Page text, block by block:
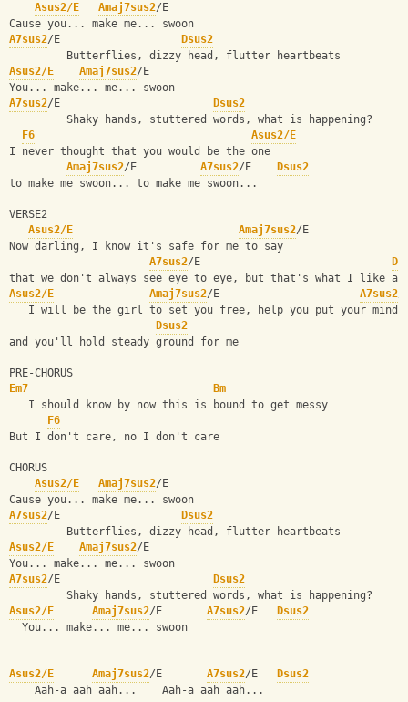
Asus2/E
Amaj7sus2/E
Cause you... make me... swoon
A7sus2/E
Dsus2
         Butterflies, dizzy head, flutter heartbeats
Asus2/E
Amaj7sus2/E
You... make... me... swoon
A7sus2/E
Dsus2
         Shaky hands, stuttered words, what is happening?
F6
Asus2/E
I never thought that you would be the one
Amaj7sus2/E A7sus2/E
Dsus2
to make me swoon... to make me swoon...
VERSE2
Asus2/E
Amaj7sus2/E
Now darling, I know it's safe for me to say
A7sus2/E
that we don't always see eye to eye, but that's what I like
Asus2/E
Amaj7sus2/E A7sus2
I will be the girl to set you free, help you put your mind
Dsus2
and you'll hold steady ground for me
PRE-CHORUS
Em7
Bm
   I should know by now this is bound to get messy
F6
But I don't care, no I don't care
CHORUS
Asus2/E
Amaj7sus2/E
Cause you... make me... swoon
A7sus2/E
Dsus2
         Butterflies, dizzy head, flutter heartbeats
Asus2/E
Amaj7sus2/E
You... make... me... swoon
A7sus2/E
Dsus2
         Shaky hands, stuttered words, what is happening?
Asus2/E
Amaj7sus2/E A7sus2/E
Dsus2
  You... make... me... swoon
Asus2/E Amaj7sus2/E A7sus2/E
Dsus2
    Aah-a aah aah...    Aah-a aah aah...